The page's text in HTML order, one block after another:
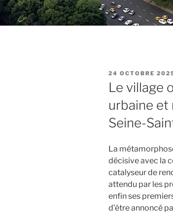
PUBLIÉ
LE
24 OCTOBRE
Le village
urbaine et
Seine-
La
décisive avec la
catalyseur de
attendu par les
enfin ses
d’être annoncé